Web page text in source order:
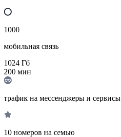
1000
мобильная связь
1024 Гб
200 мин
трафик на мессенджеры и сервисы
10 номеров на семью